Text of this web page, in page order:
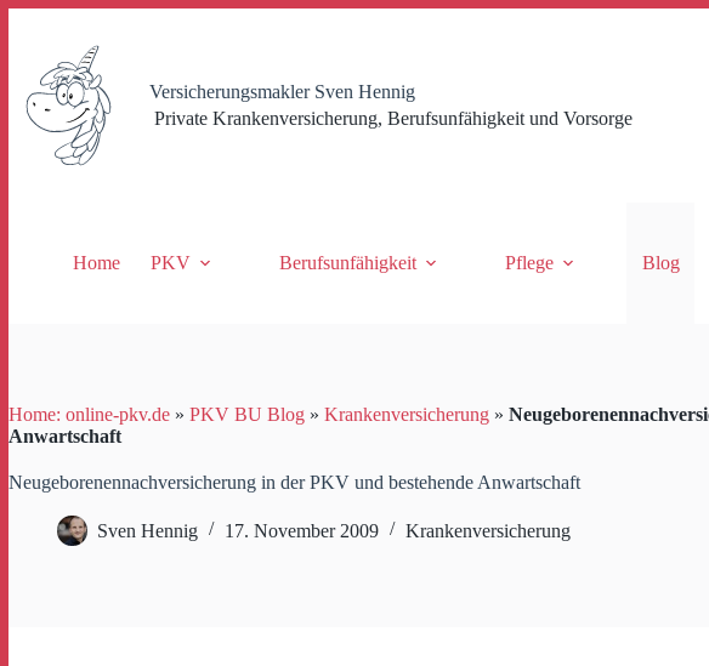
springen
Versicherungsmakler Sven Hennig
Private Krankenversicherung, Berufsunfähigkeit und Vorsorge
Home PKV Berufsunfähigkeit Pflege Blog
Home: online-pkv.de » PKV BU Blog » Krankenversicherung »
Anwartschaft
Neugeborenennachversicherung in der PKV und bestehende Anwartschaft
Sven Hennig 17. November 2009 Krankenversicherung